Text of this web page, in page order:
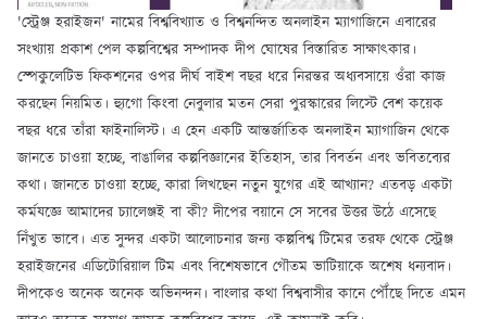
'স্ট্রেঞ্জ হরাইজন' নামের বিশ্ববিখ্যাত ও বিশ্বনন্দিত অনলাইন ম্যাগাজিনে এবারের
সংখ্যায় প্রকাশ পেল কল্পবিশ্বের সম্পাদক দীপ ঘোষের বিস্তারিত সাক্ষাৎকার।
স্পেকুলেটিভ ফিকশনের ওপর দীর্ঘ বাইশ বছর ধরে নিরন্তর অধ্যবসায়ে ওঁরা কাজ
করছেন নিয়মিত। হ্যুগো কিংবা নেবুলার মতন সেরা পুরস্কারের লিস্টে বেশ কয়েক
বছর ধরে তাঁরা ফাইনালিস্ট। এ হেন একটি আন্তর্জাতিক অনলাইন ম্যাগাজিন থেকে
জানতে চাওয়া হচ্ছে, বাঙালির কল্পবিজ্ঞানের ইতিহাস, তার বিবর্তন এবং ভবিতব্যের
কথা। জানতে চাওয়া হচ্ছে, কারা লিখছেন নতুন যুগের এই আখ্যান? এতবড় একটা
কর্মযজ্ঞে আমাদের চ্যালেঞ্জই বা কী? দীপের বয়ানে সে সবের উত্তর উঠে এসেছে
নিঁখুত ভাবে। এত সুন্দর একটা আলোচনার জন্য কল্পবিশ্ব টিমের তরফ থেকে স্ট্রেঞ্জ
হরাইজনের এডিটোরিয়াল টিম এবং বিশেষভাবে গৌতম ভাটিয়াকে অশেষ ধন্যবাদ।
দীপকেও অনেক অনেক অভিনন্দন। বাংলার কথা বিশ্ববাসীর কানে পৌঁছে দিতে এমন